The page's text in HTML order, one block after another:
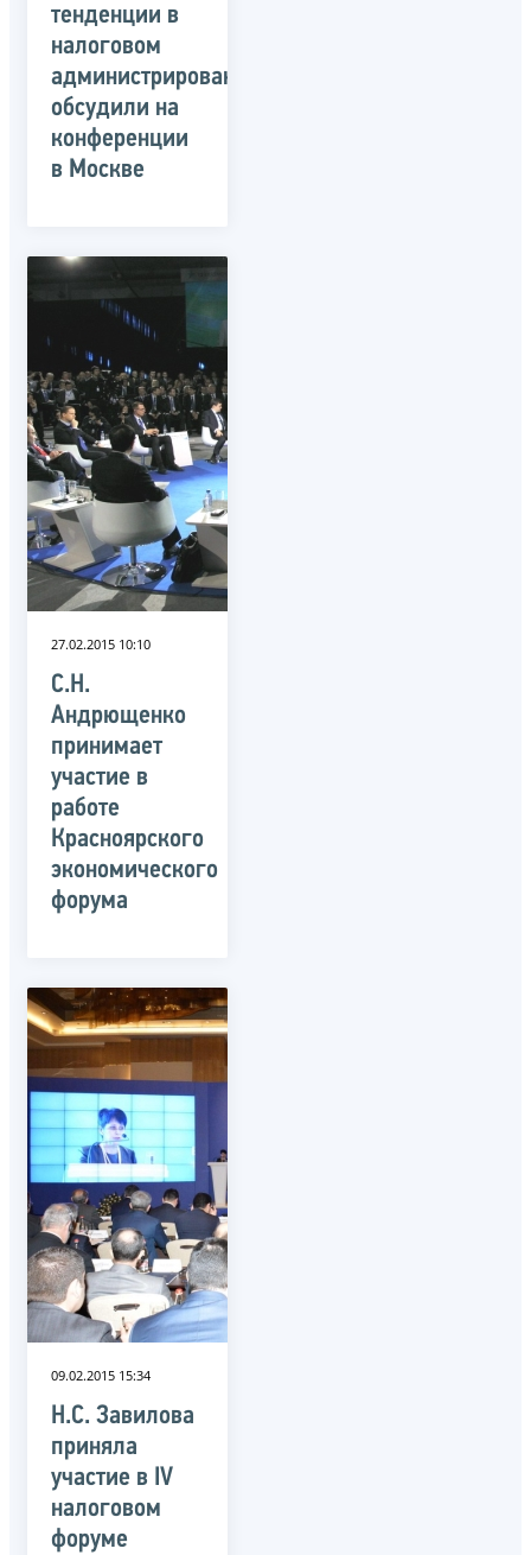
тенденции в
налоговом
администрировании
обсудили на
конференции
в Москве
27.02.2015 10:10
С.Н.
Андрющенко
принимает
участие в
работе
Красноярского
экономического
форума
09.02.2015 15:34
Н.С. Завилова
приняла
участие в IV
налоговом
форуме